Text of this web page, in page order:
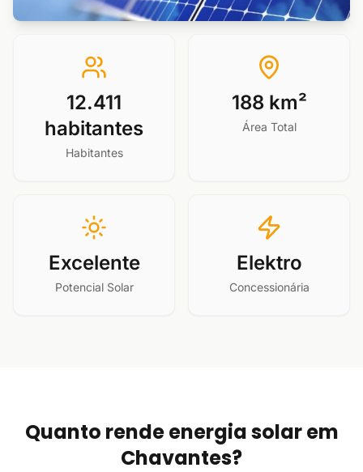
12.411
habitantes
Habitantes
188 km²
Área Total
Excelente
Potencial Solar
Elektro
Concessionária
Quanto rende energia solar em
Chavantes?